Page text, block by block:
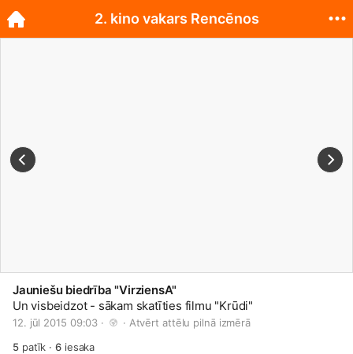
Jauniešu biedrība "VirziensA"
Un visbeidzot - sākam skatīties filmu "Krūdi"
12. jūl 2015 09:03 · · Atvērt attēlu pilnā izmērā
5patīk ·6iesaka
2. kino vakars Rencēnos